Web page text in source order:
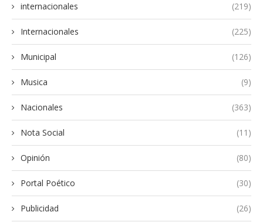
internacionales (219)
Internacionales (225)
Municipal (126)
Musica (9)
Nacionales (363)
Nota Social (11)
Opinión (80)
Portal Poético (30)
Publicidad (26)